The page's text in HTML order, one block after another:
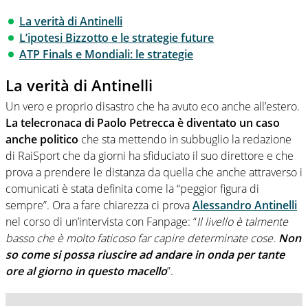
La verità di Antinelli
L’ipotesi Bizzotto e le strategie future
ATP Finals e Mondiali: le strategie
La verità di Antinelli
Un vero e proprio disastro che ha avuto eco anche all’estero.
La telecronaca di Paolo Petrecca è diventato un caso
anche politico che sta mettendo in subbuglio la redazione
di RaiSport che da giorni ha sfiduciato il suo direttore e che
prova a prendere le distanza da quella che anche attraverso i
comunicati è stata definita come la “peggior figura di
sempre”. Ora a fare chiarezza ci provaAlessandro Antinelli
nel corso di un’intervista con Fanpage: “Il livello è talmente
basso che è molto faticoso far capire determinate cose. Non
so come si possa riuscire ad andare in onda per tante
ore al giorno in questo macello”.